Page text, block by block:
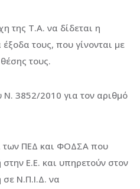
της Τ.Α. να δίδεται η
τους, που γίνονται με
τους.
Ν. 3852/2010 για τον αριθμό
των ΠΕΔ και ΦΟΔΣΑ που
Ε.Ε. και υπηρετούν στον
σε Ν.Π.Ι.Δ. να